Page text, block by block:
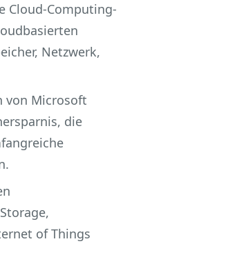
Cloud-Computing-
Netzwerk,
von Microsoft
die
of Things